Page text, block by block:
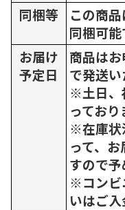
同梱等
この商品
同梱可能
お届け
予定日
商品は
で発送い
※土日、
っており
※在庫状
って、
すので予
※コンビ
いはご入